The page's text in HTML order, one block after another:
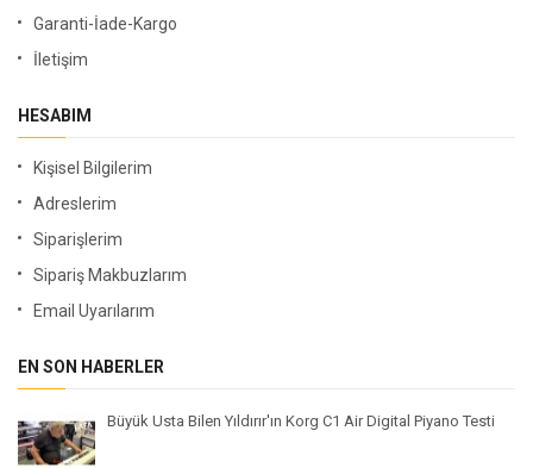
Garanti-İade-Kargo
İletişim
HESABIM
Kişisel Bilgilerim
Adreslerim
Siparişlerim
Sipariş Makbuzlarım
Email Uyarılarım
EN SON HABERLER
Büyük Usta Bilen Yıldırır'ın Korg C1 Air Digital Piyano Testi